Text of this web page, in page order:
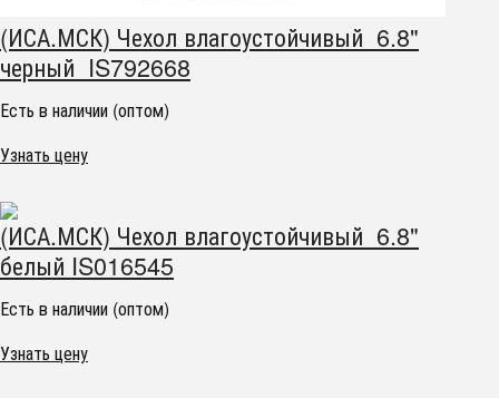
(ИСА.МСК) Чехол влагоустойчивый 6.8"
черный IS792668
Есть в наличии (оптом)
Узнать цену
(ИСА.МСК) Чехол влагоустойчивый 6.8"
белый IS016545
Есть в наличии (оптом)
Узнать цену